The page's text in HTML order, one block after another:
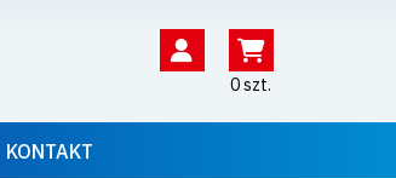
0 szt.
KONTAKT